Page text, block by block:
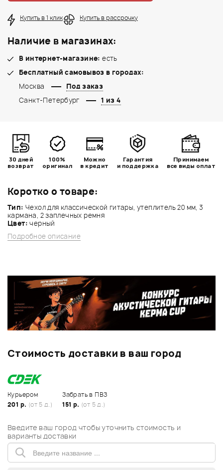
Коротко о товаре:
Тип: Чехол для классической гитары, утеплитель 20 мм, 3
кармана, 2 заплечных ремня
Цвет: черный
Подробное описание
Купить в 1 клик Купить в рассрочку
Наличие в магазинах:
В интернет-магазине: есть
Бесплатный самовывоз в городах:
Москва
Под заказ
Санкт-Петербург
1 из 4
30 дней
возврат
100%
оригинал
Можно
в кредит
Гарантия
и поддержка
Принимаем
все виды оплат
Стоимость доставки в ваш город
Курьером
201 р. (от 5 д.)
Забрать в ПВЗ
151 р. (от 5 д.)
Введите ваш город чтобы уточнить стоимость и
варианты доставки